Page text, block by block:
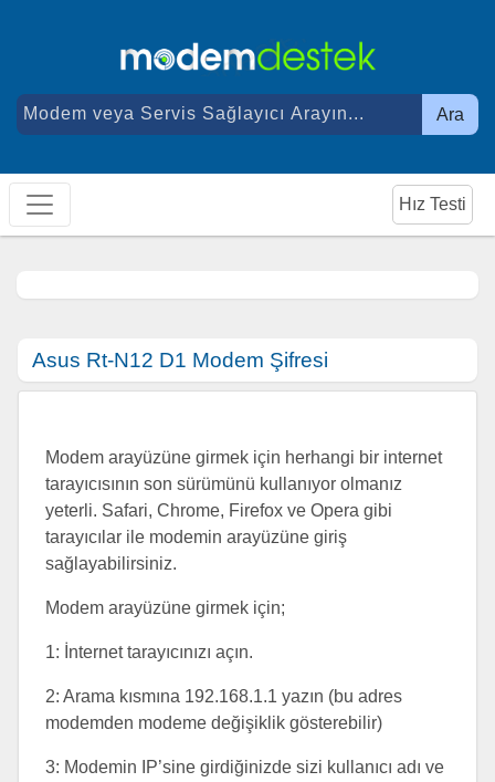
Ara
Hız Testi
Asus Rt-N12 D1 Modem Şifresi
Modem arayüzüne girmek için herhangi bir internet
tarayıcısının son sürümünü kullanıyor olmanız
yeterli. Safari, Chrome, Firefox ve Opera gibi
tarayıcılar ile modemin arayüzüne giriş
sağlayabilirsiniz.
Modem arayüzüne girmek için;
1: İnternet tarayıcınızı açın.
2: Arama kısmına 192.168.1.1 yazın (bu adres
modemden modeme değişiklik gösterebilir)
3: Modemin IP’sine girdiğinizde sizi kullanıcı adı ve